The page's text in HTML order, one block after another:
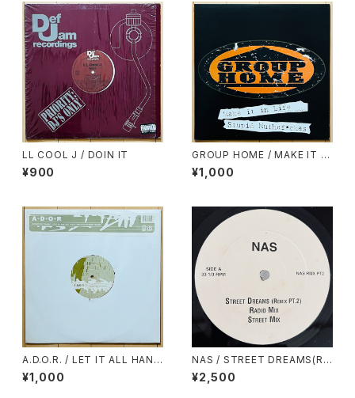
LL COOL J / DOIN IT
¥900
GROUP HOME / MAKE IT IN
LIFE
¥1,000
A.D.O.R. / LET IT ALL HANG
OUT(RAE & CHRISTIAN RE
MIX)
¥1,000
NAS / STREET DREAMS(RE
MIX PT.2)
¥2,500